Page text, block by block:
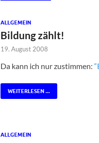
ALLGEMEIN
Bildung zählt!
19. August 2008
Da kann ich nur zustimmen:
WEITERLESEN ...
ALLGEMEIN